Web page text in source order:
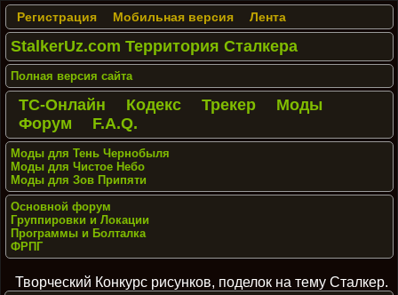
Регистрация Мобильная версия Лента
StalkerUz.com Территория Сталкера
Полная версия сайта
ТС-Онлайн Кодекс Трекер
Моды
Форум
F.A.Q.
Моды для Тень Чернобыля
Моды для Чистое Небо
Моды для Зов Припяти
Основной форум
Группировки и Локации
Программы и Болталка
ФРПГ
Творческий Конкурс рисунков, поделок на тему Сталкер.